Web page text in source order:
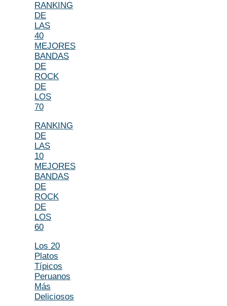
RANKING
DE
LAS
40
MEJORES
BANDAS
DE
ROCK
DE
LOS
70
RANKING
DE
LAS
10
MEJORES
BANDAS
DE
ROCK
DE
LOS
60
Los 20
Platos
Típicos
Peruanos
Más
Deliciosos